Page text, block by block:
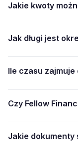
Jakie kwoty
Jak długi jest
Ile czasu zajmuje
Czy Fellow
Jakie dokumenty